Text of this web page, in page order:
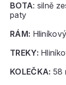
BOTA: silně
paty
RÁM:
TREKY:
KOLEČKA: 58